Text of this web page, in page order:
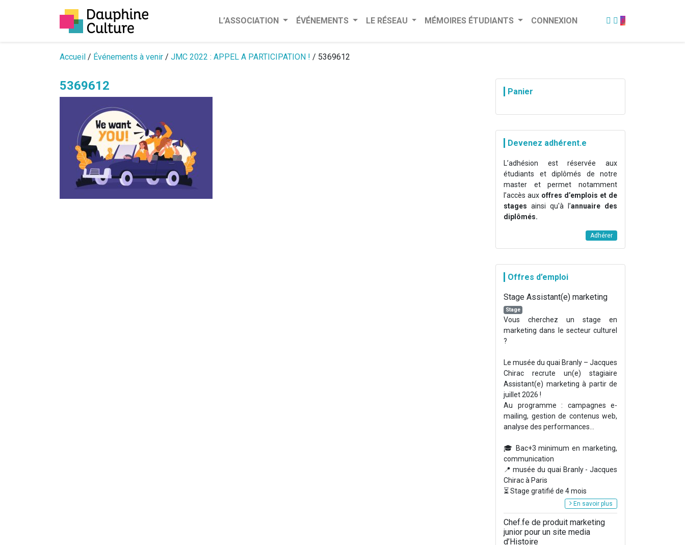
Passer au contenu
L’ASSOCIATION ÉVÉNEMENTS LE RÉSEAU MÉMOIRES ÉTUDIANTS CONNEXION
Accueil / Événements à venir / JMC 2022 : APPEL A PARTICIPATION ! / 5369612
5369612 Panier
Devenez adhérent.e
L’adhésion est réservée aux
étudiants et diplômés de notre
master et permet notamment
l’accès aux offres d’emplois et de
stages ainsi qu'à l’annuaire des
diplômés.
Adhérer
Offres d’emploi
Stage Assistant(e) marketing
Stage
Vous cherchez un stage en
marketing dans le secteur culturel
?
Le musée du quai Branly – Jacques
Chirac recrute un(e) stagiaire
Assistant(e) marketing à partir de
juillet 2026 !
Au programme : campagnes e-
mailing, gestion de contenus web,
analyse des performances...
🎓 Bac+3 minimum en marketing,
communication
📍 musée du quai Branly - Jacques
Chirac à Paris
⏳ Stage gratifié de 4 mois
En savoir plus
Chef.fe de produit marketing
junior pour un site media
d’Histoire